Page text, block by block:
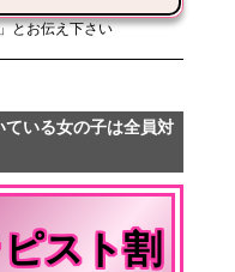
とお伝え下さい
ている女の子は全員対
スト割